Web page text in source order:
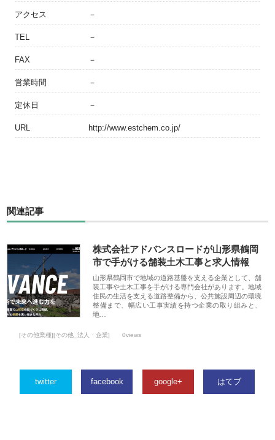
アクセス －
TEL －
FAX －
営業時間 －
定休日 －
URL http://www.estchem.co.jp/
関連記事
株式会社アドバンスロードが山形県鶴岡
市で手がける舗装土木工事と求人情報
山形県鶴岡市で地域の道路基盤を支える企業として、舗
装工事や土木工事を手がける専門会社があります。地域
住民の生活を支える道路整備から、公共施設周辺の環境
整備まで、幅広い工事実績を持つ企業の取り組みと、
地…
[その他業種][その他_法人・企業] 0views
twitter facebook google+ はてブ